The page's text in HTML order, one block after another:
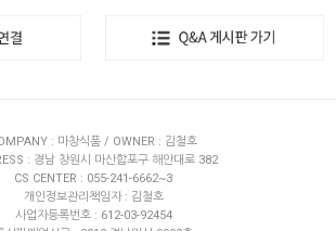
: 마창식품 / OWNER : 김철호
: 경남 창원시 마산합포구 해안대로 382
CS CENTER : 055-241-6662~3
개인정보관리책임자 : 김철호
사업자등록번호 : 612-03-92454